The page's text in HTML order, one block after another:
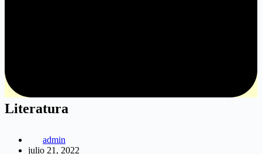
Literatura
admin
julio 21, 2022